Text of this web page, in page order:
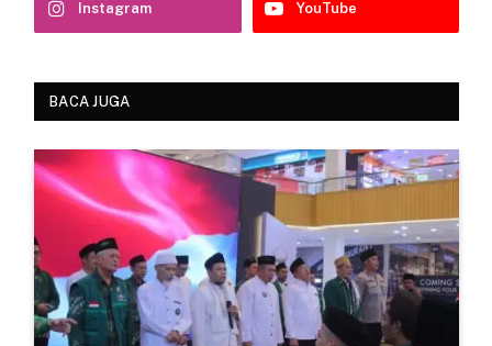
Instagram YouTube
BACA JUGA